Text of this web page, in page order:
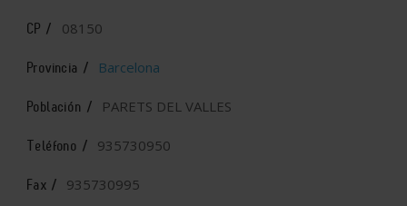
CP / 08150
Provincia / Barcelona
Población / PARETS DEL VALLES
Teléfono / 935730950
Fax / 935730995